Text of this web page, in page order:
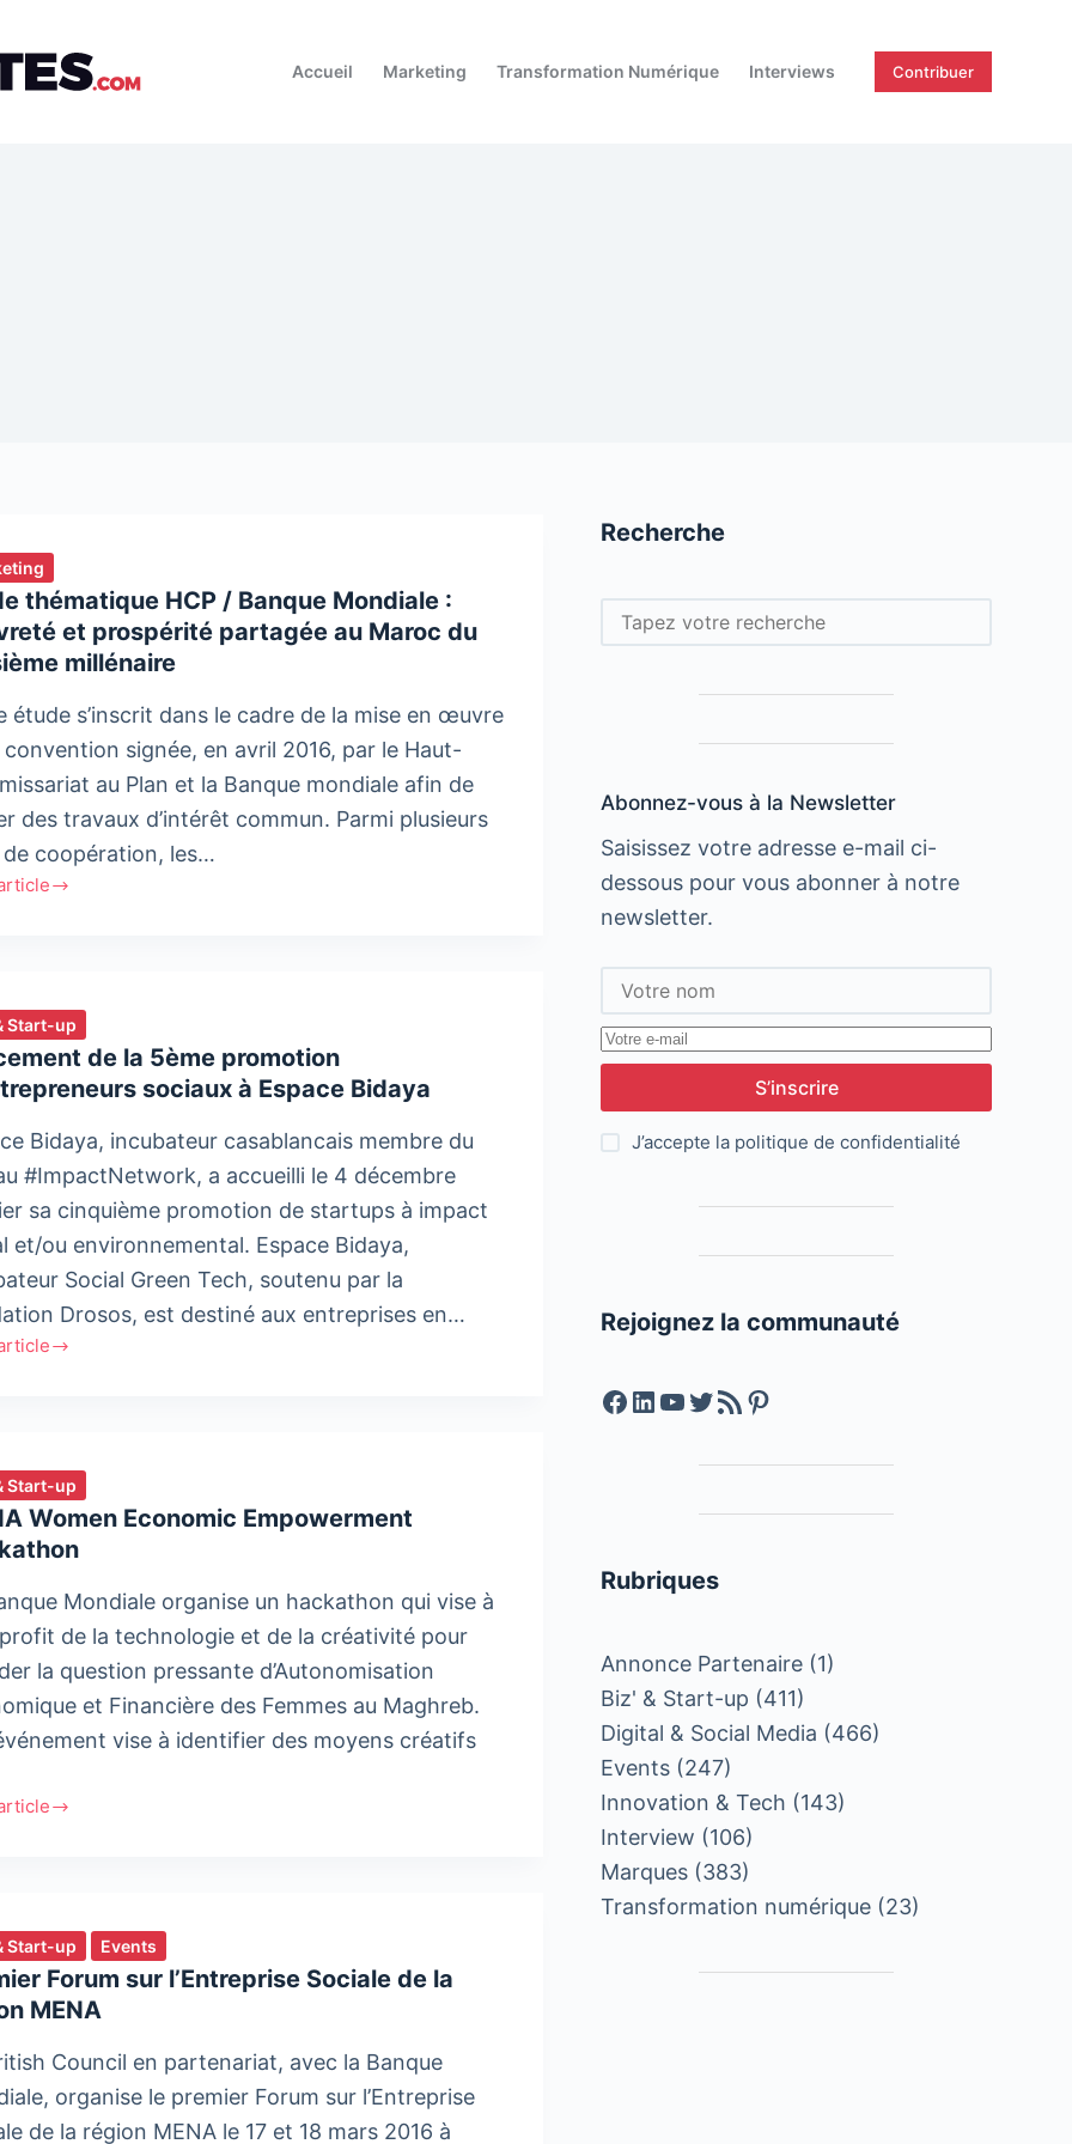
Accueil Marketing Transformation Numérique Interviews Contribuer
thématique HCP / Banque Mondiale :
et prospérité partagée au Maroc du
millénaire
étude s’inscrit dans le cadre de la mise en œuvre
convention signée, en avril 2016, par le Haut-
au Plan et la Banque mondiale afin de
des travaux d’intérêt commun. Parmi plusieurs
de coopération, les…
Start-up
de la 5ème promotion
sociaux à Espace Bidaya
Bidaya, incubateur casablancais membre du
#ImpactNetwork, a accueilli le 4 décembre
sa cinquième promotion de startups à impact
et/ou environnemental. Espace Bidaya,
Social Green Tech, soutenu par la
Drosos, est destiné aux entreprises en…
Start-up
Women Economic Empowerment
Mondiale organise un hackathon qui vise à
de la technologie et de la créativité pour
la question pressante d’Autonomisation
et Financière des Femmes au Maghreb.
vise à identifier des moyens créatifs
Start-up Events
Forum sur l’Entreprise Sociale de la
MENA
Council en partenariat, avec la Banque
organise le premier Forum sur l’Entreprise
de la région MENA le 17 et 18 mars 2016 à
Recherche
Rechercher
Abonnez-vous à la Newsletter
Saisissez votre adresse e-mail ci-
dessous pour vous abonner à notre
newsletter.
S’inscrire
J’accepte la politique de confidentialité
Rejoignez la communauté
Facebook
LinkedIn
YouTube
Twitter
Feed RSSPinterest
Rubriques
Annonce Partenaire (1)
Biz' & Start-up (411)
Digital & Social Media (466)
Events (247)
Innovation & Tech (143)
Interview (106)
Marques (383)
Transformation numérique (23)